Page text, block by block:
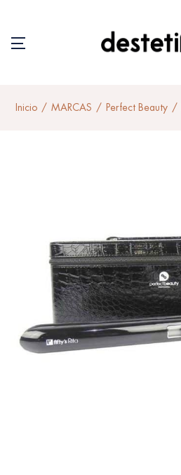
Inicio MARCAS Perfect Beauty